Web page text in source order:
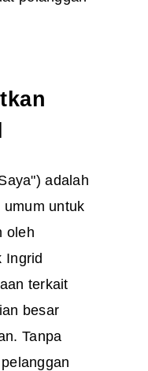
adalah
untuk
oleh
Ingrid
terkait
besar
Tanpa